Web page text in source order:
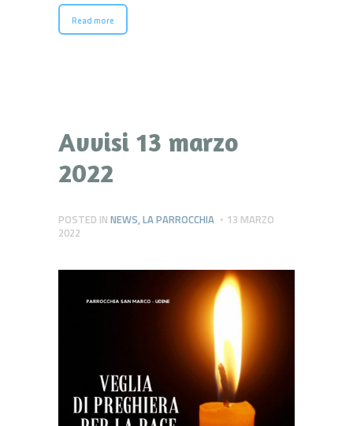
Read more
Avvisi 13 marzo
2022
POSTED IN NEWS,LA PARROCCHIA
13 MARZO
2022